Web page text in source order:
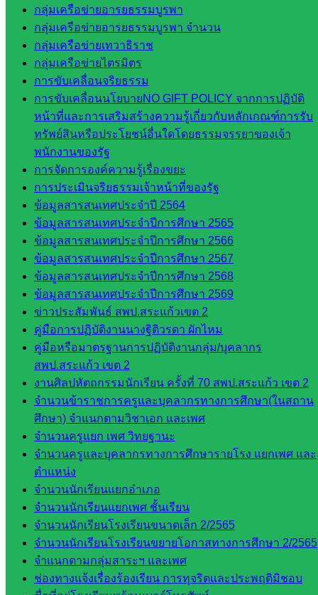
กลุ่มเครือข่ายอารยธรรมบูรพา
กลุ่มเครือข่ายอารยธรรมบูรพา จำนวน
กลุ่มเครือข่ายเทวาธิราช
กลุ่มเครือข่ายไตรมิตร
การขับเคลื่อนจริยธรรม
การขับเคลื่อนนโยบายNO GIFT POLICY จากการปฏิบัติ
หน้าที่และการเสริมสร้างความรู้เกี่ยวกับหลักเกณฑ์การรับ
ทรัพย์สินหรือประโยชน์อื่นใดโดยธรรมจรรยาของเจ้า
พนักงานของรัฐ
การจัดการองค์ความรู้เรื่องขยะ
การประเมินจริยธรรมเจ้าหน้าที่ของรัฐ
ข้อมูลสารสนเทศประจำปี 2564
ข้อมูลสารสนเทศประจำปีการศึกษา 2565
ข้อมูลสารสนเทศประจำปีการศึกษา 2566
ข้อมูลสารสนเทศประจำปีการศึกษา 2567
ข้อมูลสารสนเทศประจำปีการศึกษา 2568
ข้อมูลสารสนเทศประจำปีการศึกษา 2569
ข่าวประสัมพันธ์ สพป.สระแก้วเขต 2
คู่มือการปฏิบัติงานนางฐิติวรดา ผักไหม
คู่มือหรือมาตรฐานการปฏิบัติงานกลุ่ม/บุคลากร
สพป.สระแก้ว เขต 2
งานศิลปหัตถกรรมนักเรียน ครั้งที่ 70 สพป.สระแก้ว เขต 2
จำนวนข้าราชการครูและบุคลากรทางการศึกษา(ในสถาน
ศึกษา) จำแนกตามวิชาเอก และเพศ
จำนวนครูแยก เพศ วิทยฐานะ
จำนวนครูและบุคลากรทางการศึกษารายโรง แยกเพศ และ
ตำแหน่ง
จำนวนนักเรียนแยกอำเภอ
จำนวนนักเรียนแยกเพศ ชั้นเรียน
จำนวนนักเรียนโรงเรียนขนาดเล็ก 2/2565
จำนวนนักเรียนโรงเรียนขยายโอกาสทางการศึกษา 2/2565
จำแนกตามกลุ่มสาระฯ และเพศ
ช่องทางแจ้งเรื่องร้องเรียน การทุจริตและประพฤติมิชอบ
จังหวัด
สระแก้ว
สำนักงาน
ส.ก.ส.ค.
จังหวัด
สระแก้ว
สพป.
สระแก้ว
เขต 1
สพป.สระแก้ว
เขต 2
โรงเรียน
ในสังกัด
สพป.สระแก้ว
เขต 1
โรงเรียน
ในสังกัด
สพป.สระแก้ว
เขต 2
วิทยาลัย
เทคนิค
สระแก้ว
วิทยาลัย
เทคนิค
วังน้ำเย็น
กศน.สระแก้ว
เว็บไซต์
กลุ่มงาน
ใน
สำนักงาน